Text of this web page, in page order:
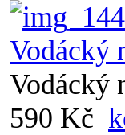
Vodácký
Vodácký
590 Kč